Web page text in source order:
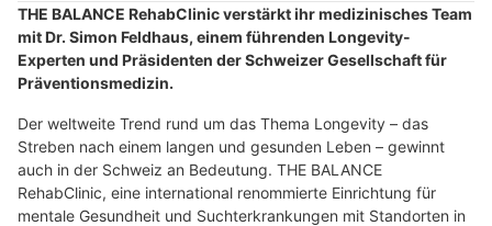
THE BALANCE RehabClinic verstärkt ihr medizinisches Team
mit Dr. Simon Feldhaus, einem führenden Longevity-
Experten und Präsidenten der Schweizer Gesellschaft für
Präventionsmedizin.
Der weltweite Trend rund um das Thema Longevity – das
Streben nach einem langen und gesunden Leben – gewinnt
auch in der Schweiz an Bedeutung. THE BALANCE
RehabClinic, eine international renommierte Einrichtung für
mentale Gesundheit und Suchterkrankungen mit Standorten in